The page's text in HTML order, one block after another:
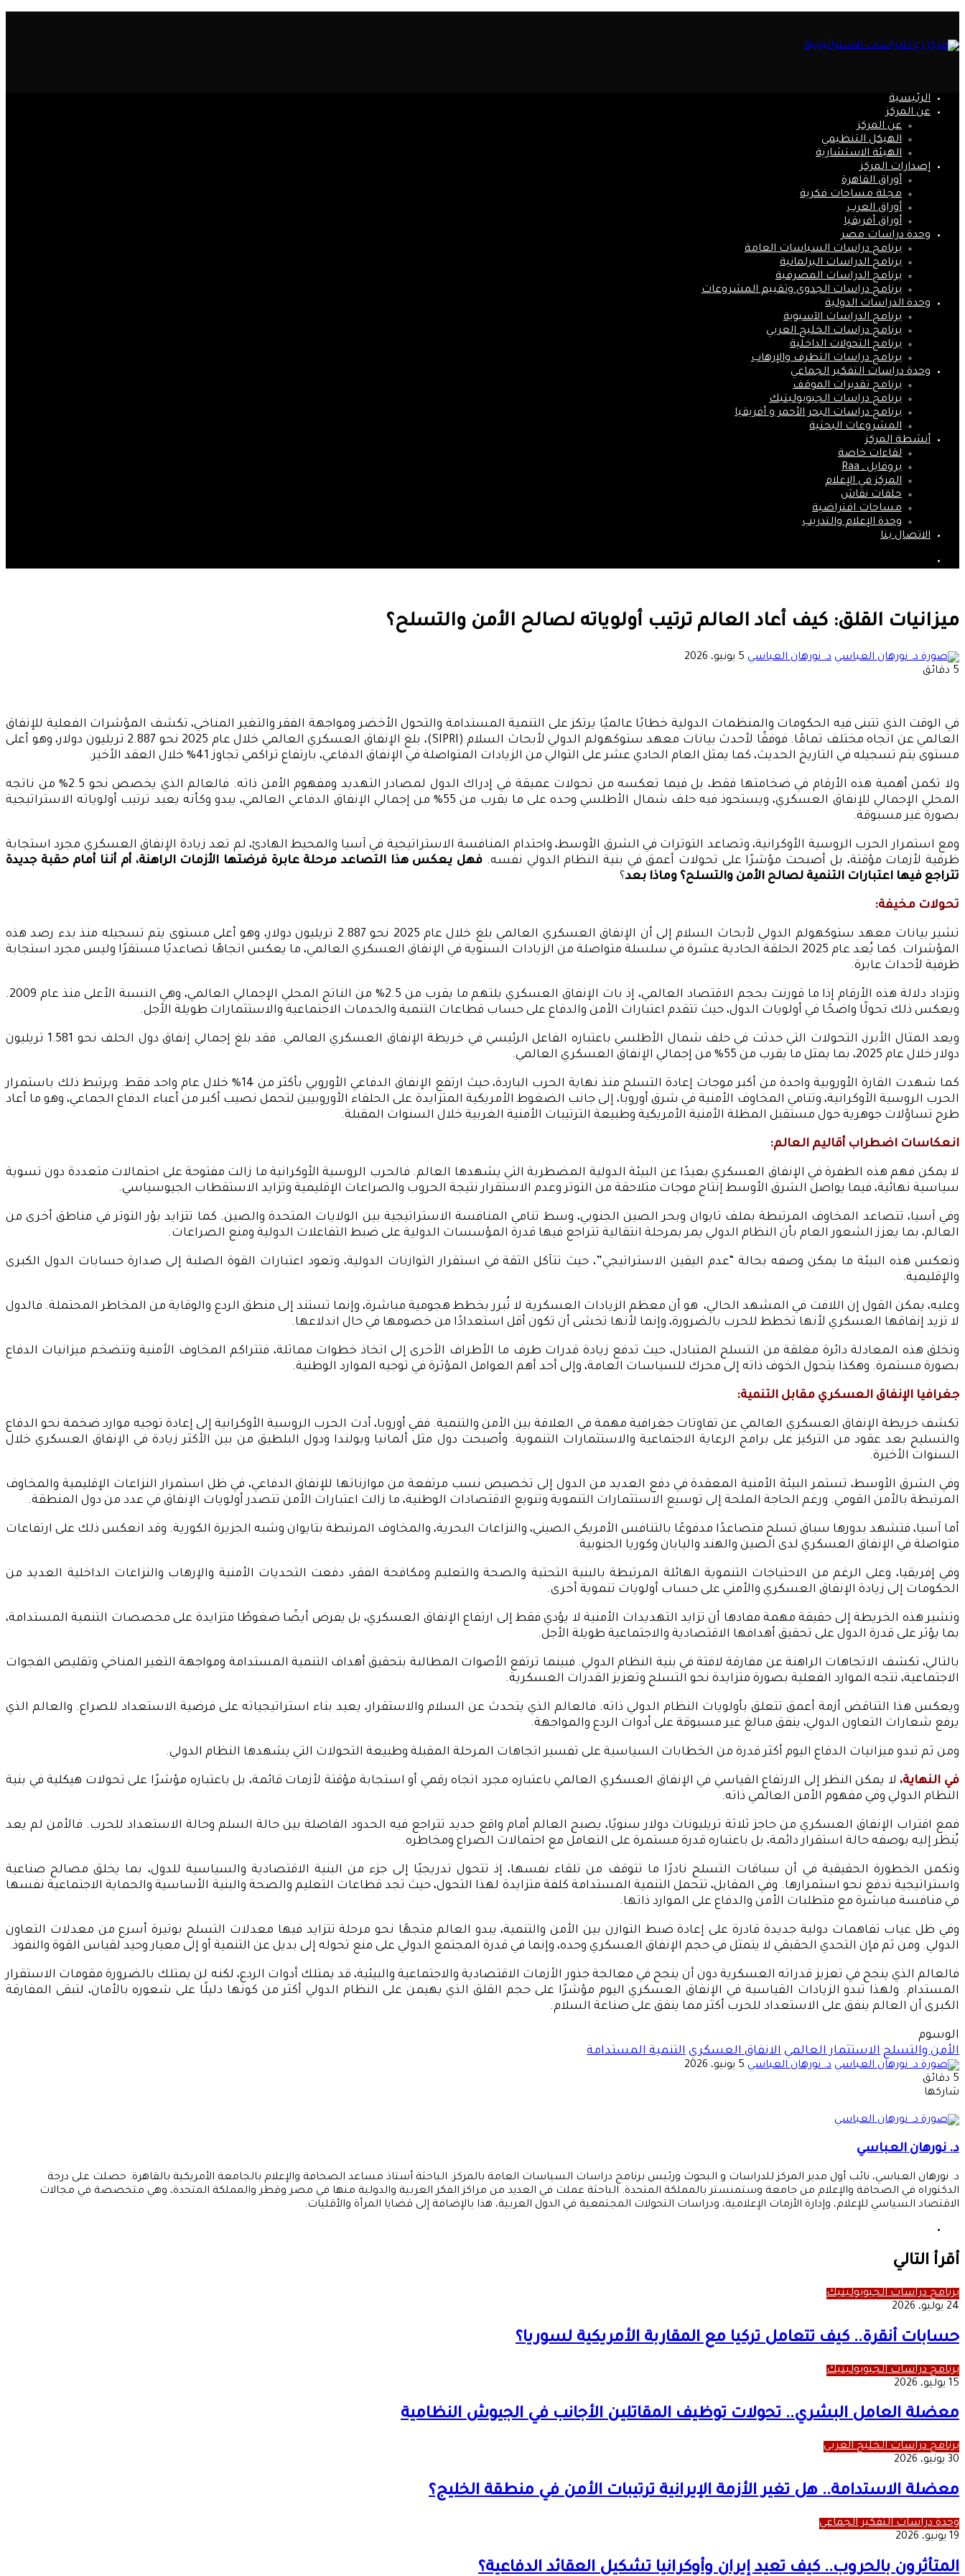
الرئيسية
عن المركز
عن المركز
الهيكل التنظيمي
الهيئة الاستشارية
إصدارات المركز
أوراق القاهرة
مجلة مساحات فكرية
أوراق العرب
أوراق أفريقيا
وحدة دراسات مصر
برنامج دراسات السياسات العامة
برنامج الدراسات البرلمانية
برنامج الدراسات المصرفية
برنامج دراسات الجدوى وتقييم المشروعات
وحدة الدراسات الدولية
برنامج الدراسات الآسيوية
برنامج دراسات الخليج العربي
برنامج التحولات الداخلية
برنامج دراسات التطرف والإرهاب
وحدة دراسات التفكير الجماعي
برنامج تقديرات الموقف
برنامج دراسات الجيوبوليتيك
برنامج دراسات البحر الأحمر و أفريقيا
المشروعات البحثية
أنشطة المركز
لقاءات خاصة
بروفايل ـ Raa
المركز في الإعلام
حلقات نقاش
مساحات افتراضية
وحدة الإعلام والتدريب
الاتصال بنا
ميزانيات القلق: كيف أعاد العالم ترتيب أولوياته لصالح الأمن والتسلح؟
د. نورهان العباسي أرسل
5 يونيو، 2026
5 دقائق
في الوقت الذي تتبنى فيه الحكومات والمنظمات الدولية خطابًا عالميًا يرتكز على التنمية المستدامة والتحول الأخضر ومواجهة الفقر والتغير المناخي، تكشف المؤشرات الفعلية للإنفاق
العالمي عن اتجاه مختلف تمامًا. فوفقًا لأحدث بيانات معهد ستوكهولم الدولي لأبحاث السلام (SIPRI)، بلغ الإنفاق العسكري العالمي خلال عام 2025 نحو 2.887 تريليون دولار، وهو أعلى
مستوى يتم تسجيله في التاريخ الحديث، كما يمثل العام الحادي عشر على التوالي من الزيادات المتواصلة في الإنفاق الدفاعي، بارتفاع تراكمي تجاوز 41% خلال العقد الأخير.
ولا تكمن أهمية هذه الأرقام في ضخامتها فقط، بل فيما تعكسه من تحولات عميقة في إدراك الدول لمصادر التهديد ومفهوم الأمن ذاته. فالعالم الذي يخصص نحو 2.5% من ناتجه
المحلي الإجمالي للإنفاق العسكري، ويستحوذ فيه حلف شمال الأطلسي وحده على ما يقرب من 55% من إجمالي الإنفاق الدفاعي العالمي، يبدو وكأنه يعيد ترتيب أولوياته الاستراتيجية
بصورة غير مسبوقة.
ومع استمرار الحرب الروسية الأوكرانية، وتصاعد التوترات في الشرق الأوسط، واحتدام المنافسة الاستراتيجية في آسيا والمحيط الهادئ، لم تعد زيادة الإنفاق العسكري مجرد استجابة
ظرفية لأزمات مؤقتة، بل أصبحت مؤشرًا على تحولات أعمق في بنية النظام الدولي نفسه. فهل يعكس هذا التصاعد مرحلة عابرة فرضتها الأزمات الراهنة، أم أننا أمام حقبة جديدة
تتراجع فيها اعتبارات التنمية لصالح الأمن والتسلح؟ وماذا بعد؟
تحولات مخيفة:
تشير بيانات معهد ستوكهولم الدولي لأبحاث السلام إلى أن الإنفاق العسكري العالمي بلغ خلال عام 2025 نحو 2.887 تريليون دولار، وهو أعلى مستوى يتم تسجيله منذ بدء رصد هذه
المؤشرات. كما يُعد عام 2025 الحلقة الحادية عشرة في سلسلة متواصلة من الزيادات السنوية في الإنفاق العسكري العالمي، ما يعكس اتجاهًا تصاعديًا مستقرًا وليس مجرد استجابة
ظرفية لأحداث عابرة.
وتزداد دلالة هذه الأرقام إذا ما قورنت بحجم الاقتصاد العالمي، إذ بات الإنفاق العسكري يلتهم ما يقرب من 2.5% من الناتج المحلي الإجمالي العالمي، وهي النسبة الأعلى منذ عام 2009.
ويعكس ذلك تحولًا واضحًا في أولويات الدول، حيث تتقدم اعتبارات الأمن والدفاع على حساب قطاعات التنمية والخدمات الاجتماعية والاستثمارات طويلة الأجل.
ويعد المثال الأبرز، التحولات التي حدثت في حلف شمال الأطلسي باعتباره الفاعل الرئيسي في خريطة الإنفاق العسكري العالمي. فقد بلغ إجمالي إنفاق دول الحلف نحو 1.581 تريليون
دولار خلال عام 2025، بما يمثل ما يقرب من 55% من إجمالي الإنفاق العسكري العالمي.
كما شهدت القارة الأوروبية واحدة من أكبر موجات إعادة التسلح منذ نهاية الحرب الباردة، حيث ارتفع الإنفاق الدفاعي الأوروبي بأكثر من 14% خلال عام واحد فقط. ويرتبط ذلك باستمرار
الحرب الروسية الأوكرانية، وتنامي المخاوف الأمنية في شرق أوروبا، إلى جانب الضغوط الأمريكية المتزايدة على الحلفاء الأوروبيين لتحمل نصيب أكبر من أعباء الدفاع الجماعي، وهو ما أعاد
طرح تساؤلات جوهرية حول مستقبل المظلة الأمنية الأمريكية وطبيعة الترتيبات الأمنية الغربية خلال السنوات المقبلة.
انعكاسات اضطراب أقاليم العالم:
لا يمكن فهم هذه الطفرة في الإنفاق العسكري بعيدًا عن البيئة الدولية المضطربة التي يشهدها العالم. فالحرب الروسية الأوكرانية ما زالت مفتوحة على احتمالات متعددة دون تسوية
سياسية نهائية، فيما يواصل الشرق الأوسط إنتاج موجات متلاحقة من التوتر وعدم الاستقرار نتيجة الحروب والصراعات الإقليمية وتزايد الاستقطاب الجيوسياسي.
وفي آسيا، تتصاعد المخاوف المرتبطة بملف تايوان وبحر الصين الجنوبي، وسط تنامي المنافسة الاستراتيجية بين الولايات المتحدة والصين. كما تتزايد بؤر التوتر في مناطق أخرى من
العالم، بما يعزز الشعور العام بأن النظام الدولي يمر بمرحلة انتقالية تتراجع فيها قدرة المؤسسات الدولية على ضبط التفاعلات الدولية ومنع الصراعات.
وتعكس هذه البيئة ما يمكن وصفه بحالة “عدم اليقين الاستراتيجي”، حيث تتآكل الثقة في استقرار التوازنات الدولية، وتعود اعتبارات القوة الصلبة إلى صدارة حسابات الدول الكبرى
والإقليمية.
وعليه، يمكن القول إن اللافت في المشهد الحالي، هو أن معظم الزيادات العسكرية لا تُبرر بخطط هجومية مباشرة، وإنما تستند إلى منطق الردع والوقاية من المخاطر المحتملة. فالدول
لا تزيد إنفاقها العسكري لأنها تخطط للحرب بالضرورة، وإنما لأنها تخشى أن تكون أقل استعدادًا من خصومها في حال اندلاعها.
وتخلق هذه المعادلة دائرة مغلقة من التسلح المتبادل، حيث تدفع زيادة قدرات طرف ما الأطراف الأخرى إلى اتخاذ خطوات مماثلة، فتتراكم المخاوف الأمنية وتتضخم ميزانيات الدفاع
بصورة مستمرة. وهكذا يتحول الخوف ذاته إلى محرك للسياسات العامة، وإلى أحد أهم العوامل المؤثرة في توجيه الموارد الوطنية.
جغرافيا الإنفاق العسكري مقابل التنمية:
تكشف خريطة الإنفاق العسكري العالمي عن تفاوتات جغرافية مهمة في العلاقة بين الأمن والتنمية. ففي أوروبا، أدت الحرب الروسية الأوكرانية إلى إعادة توجيه موارد ضخمة نحو الدفاع
والتسليح بعد عقود من التركيز على برامج الرعاية الاجتماعية والاستثمارات التنموية. وأصبحت دول مثل ألمانيا وبولندا ودول البلطيق من بين الأكثر زيادة في الإنفاق العسكري خلال
السنوات الأخيرة.
وفي الشرق الأوسط، تستمر البيئة الأمنية المعقدة في دفع العديد من الدول إلى تخصيص نسب مرتفعة من موازناتها للإنفاق الدفاعي، في ظل استمرار النزاعات الإقليمية والمخاوف
المرتبطة بالأمن القومي. ورغم الحاجة الملحة إلى توسيع الاستثمارات التنموية وتنويع الاقتصادات الوطنية، ما زالت اعتبارات الأمن تتصدر أولويات الإنفاق في عدد من دول المنطقة.
أما آسيا، فتشهد بدورها سباق تسلح متصاعدًا مدفوعًا بالتنافس الأمريكي الصيني، والنزاعات البحرية، والمخاوف المرتبطة بتايوان وشبه الجزيرة الكورية. وقد انعكس ذلك على ارتفاعات
متواصلة في الإنفاق العسكري لدى الصين والهند واليابان وكوريا الجنوبية.
وفي إفريقيا، وعلى الرغم من الاحتياجات التنموية الهائلة المرتبطة بالبنية التحتية والصحة والتعليم ومكافحة الفقر، دفعت التحديات الأمنية والإرهاب والنزاعات الداخلية العديد من
الحكومات إلى زيادة الإنفاق العسكري والأمني على حساب أولويات تنموية أخرى.
وتشير هذه الخريطة إلى حقيقة مهمة مفادها أن تزايد التهديدات الأمنية لا يؤدي فقط إلى ارتفاع الإنفاق العسكري، بل يفرض أيضًا ضغوطًا متزايدة على مخصصات التنمية المستدامة،
بما يؤثر على قدرة الدول على تحقيق أهدافها الاقتصادية والاجتماعية طويلة الأجل.
بالتالي، تكشف الاتجاهات الراهنة عن مفارقة لافتة في بنية النظام الدولي. فبينما ترتفع الأصوات المطالبة بتحقيق أهداف التنمية المستدامة ومواجهة التغير المناخي وتقليص الفجوات
الاجتماعية، تتجه الموارد الفعلية بصورة متزايدة نحو التسلح وتعزيز القدرات العسكرية.
ويعكس هذا التناقض أزمة أعمق تتعلق بأولويات النظام الدولي ذاته. فالعالم الذي يتحدث عن السلام والاستقرار، يعيد بناء استراتيجياته على فرضية الاستعداد للصراع. والعالم الذي
يرفع شعارات التعاون الدولي، ينفق مبالغ غير مسبوقة على أدوات الردع والمواجهة.
ومن ثم تبدو ميزانيات الدفاع اليوم أكثر قدرة من الخطابات السياسية على تفسير اتجاهات المرحلة المقبلة وطبيعة التحولات التي يشهدها النظام الدولي.
في النهاية، لا يمكن النظر إلى الارتفاع القياسي في الإنفاق العسكري العالمي باعتباره مجرد اتجاه رقمي أو استجابة مؤقتة لأزمات قائمة، بل باعتباره مؤشرًا على تحولات هيكلية في بنية
النظام الدولي وفي مفهوم الأمن العالمي ذاته.
فمع اقتراب الإنفاق العسكري من حاجز ثلاثة تريليونات دولار سنويًا، يصبح العالم أمام واقع جديد تتراجع فيه الحدود الفاصلة بين حالة السلم وحالة الاستعداد للحرب. فالأمن لم يعد
يُنظر إليه بوصفه حالة استقرار دائمة، بل باعتباره قدرة مستمرة على التعامل مع احتمالات الصراع ومخاطره.
وتكمن الخطورة الحقيقية في أن سباقات التسلح نادرًا ما تتوقف من تلقاء نفسها، إذ تتحول تدريجيًا إلى جزء من البنية الاقتصادية والسياسية للدول، بما يخلق مصالح صناعية
واستراتيجية تدفع نحو استمرارها. وفي المقابل، تتحمل التنمية المستدامة كلفة متزايدة لهذا التحول، حيث تجد قطاعات التعليم والصحة والبنية الأساسية والحماية الاجتماعية نفسها
في منافسة مباشرة مع متطلبات الأمن والدفاع على الموارد ذاتها.
وفي ظل غياب تفاهمات دولية جديدة قادرة على إعادة ضبط التوازن بين الأمن والتنمية، يبدو العالم متجهًا نحو مرحلة تتزايد فيها معدلات التسلح بوتيرة أسرع من معدلات التعاون
الدولي. ومن ثم فإن التحدي الحقيقي لا يتمثل في حجم الإنفاق العسكري وحده، وإنما في قدرة المجتمع الدولي على منع تحوله إلى بديل عن التنمية أو إلى معيار وحيد لقياس القوة والنفوذ.
فالعالم الذي ينجح في تعزيز قدراته العسكرية دون أن ينجح في معالجة جذور الأزمات الاقتصادية والاجتماعية والبيئية، قد يمتلك أدوات الردع، لكنه لن يمتلك بالضرورة مقومات الاستقرار
المستدام. ولهذا تبدو الزيادات القياسية في الإنفاق العسكري اليوم مؤشرًا على حجم القلق الذي يهيمن على النظام الدولي أكثر من كونها دليلًا على شعوره بالأمان، لتبقى المفارقة
الكبرى أن العالم ينفق على الاستعداد للحرب أكثر مما ينفق على صناعة السلام.
الوسوم
الأمن والتسلح الاستثمار العالمي الانفاق العسكري التنمية المستدامة
د. نورهان العباسي أرسل
5 يونيو، 2026
5 دقائق
فيسبوك
‫X
لينكدإن
بينتيريست
Odnoklassniki
‫Pocket
شاركها
عبر
د. نورهان العباسي
د. نورهان العباسي، نائب أول مدير المركز للدراسات و البحوث ورئيس برنامج دراسات السياسات العامة بالمركز. الباحثة أستاذ مساعد الصحافة والإعلام بالجامعة الأمريكية بالقاهرة. حصلت على درجة
الدكتوراه في الصحافة والإعلام من جامعة وستمنستر بالمملكة المتحدة. الباحثة عملت في العديد من مراكز الفكر العربية والدولية منها في مصر وقطر والمملكة المتحدة، وهي متخصصة في مجالات
الاقتصاد السياسي للإعلام، وإدارة الأزمات الإعلامية، ودراسات التحولات المجتمعية في الدول العربية، هذا بالإضافة إلى قضايا المرأة والأقليات.
أقرأ التالي
برنامج دراسات الجيوبوليتيك
24 يوليو، 2026
حسابات أنقرة.. كيف تتعامل تركيا مع المقاربة الأمريكية لسوريا؟
برنامج دراسات الجيوبوليتيك
15 يوليو، 2026
معضلة العامل البشري.. تحولات توظيف المقاتلين الأجانب في الجيوش النظامية
برنامج دراسات الخليج العربي
30 يونيو، 2026
معضلة الاستدامة.. هل تغير الأزمة الإيرانية ترتيبات الأمن في منطقة الخليج؟
وحدة دراسات التفكير الجماعي
19 يونيو، 2026
المتأثرون بالحروب.. كيف تعيد إيران وأوكرانيا تشكيل العقائد الدفاعية؟